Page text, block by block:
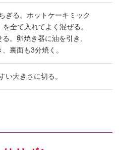
ぎる。ホットケーキミック
全て入れてよく混ぜる。
。卵焼き器に油を引き、
裏面も3分焼く。
い大きさに切る。